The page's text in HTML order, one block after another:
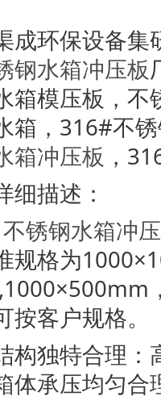
成环保设备集
钢水箱冲压板
箱模压板，
箱，316#不
箱冲压板 ，
细描述：
不锈钢水箱冲
规格为
按客户规格。
构独特合理：
体承压均匀合